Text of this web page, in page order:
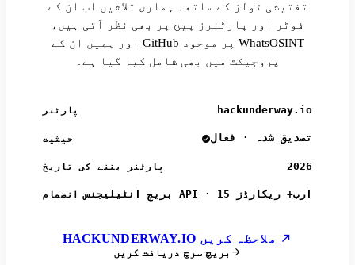
تفتیشی ٹولز کے ساتھ۔ ہماری تلاشیں اب ان کے
فوٹر اور پارٹنرز پیج پر بھی نظر آتی ہیں،
اور ہمیں ان کے GitHub پر موجود WhatsOSINT
پروجیکٹ میں بھی شامل کیا گیا ہے۔
پارٹنر hackunderway.io
حیثیت تصدیق شدہ · فعال
پارٹنر بننے کی تاریخ 2026
انضمام بریچ انٹیلیجنس API · 15 ارب+ ریکارڈز
بریچ سرچ دریافت کریں